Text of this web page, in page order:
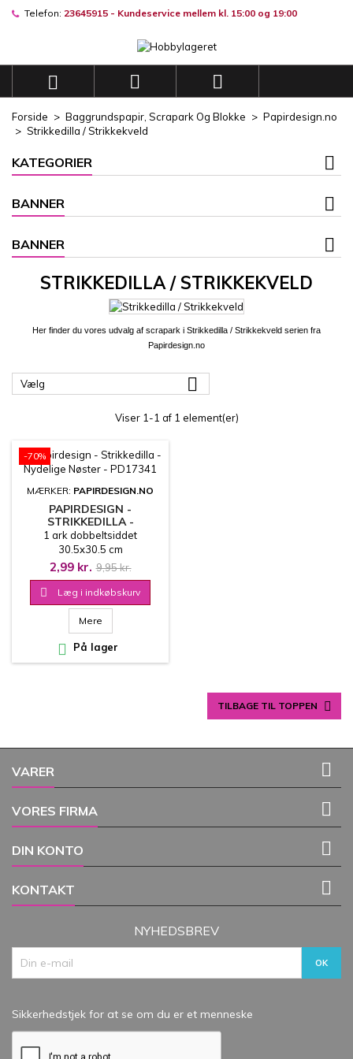
Telefon: 23645915 - Kundeservice mellem kl. 15:00 og 19:00
  
Forside Baggrundspapir, Scrapark Og Blokke
Papirdesign.no
Strikkedilla / Strikkekveld
KATEGORIER
BANNER
BANNER
STRIKKEDILLA / STRIKKEKVELD
Her finder du vores udvalg af scrapark i Strikkedilla / Strikkekveld serien fra
Papirdesign.no
Vælg 
Viser 1-1 af 1 element(er)
-70%
MÆRKER: PAPIRDESIGN.NO
PAPIRDESIGN -
STRIKKEDILLA -
NYDELIGE NØSTER -
PD17341
1 ark dobbeltsiddet
30.5x30.5 cm
2,99 kr. 9,95 kr.

Læg i indkøbskurv
Mere
 På lager
TILBAGE TIL TOPPEN 
VARER 
VORES FIRMA 
DIN KONTO 
KONTAKT 
((confirmMessage))
((cancelText)) ((modalDeleteText))
((label))
Du skal være logget på for at gemme produkter på din
ønskeliste.
NYHEDSBREV
Sikkerhedstjek for at se om du er et menneske